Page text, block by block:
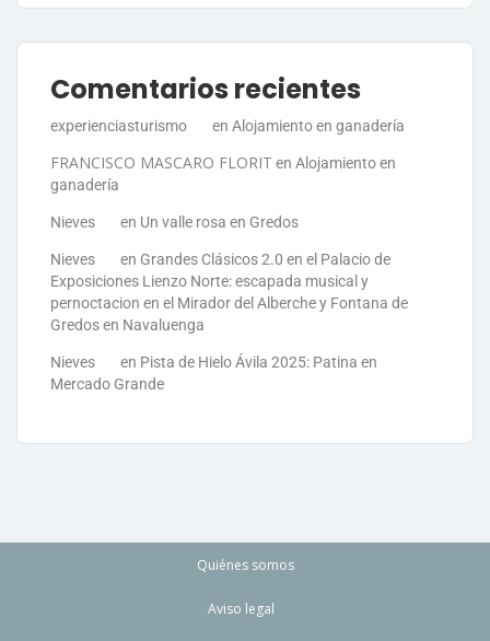
Comentarios recientes
experienciasturismo en Alojamiento en ganadería
FRANCISCO MASCARO FLORIT en Alojamiento en
ganadería
Nieves en Un valle rosa en Gredos
Nieves en Grandes Clásicos 2.0 en el Palacio de
Exposiciones Lienzo Norte: escapada musical y
pernoctacion en el Mirador del Alberche y Fontana de
Gredos en Navaluenga
Nieves en Pista de Hielo Ávila 2025: Patina en
Mercado Grande
Quiénes somos
Aviso legal